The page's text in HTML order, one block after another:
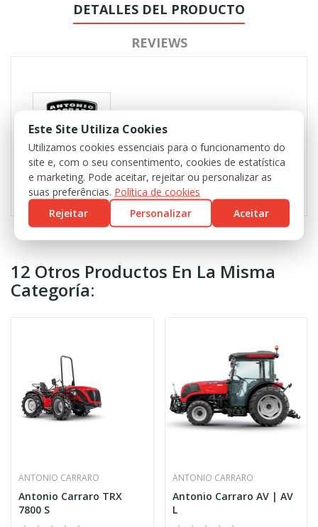
DETALLES DEL PRODUCTO
REVIEWS
12 Otros Productos En La Misma
Categoría:
ANTONIO CARRARO
Antonio Carraro TRX
7800 S
ANTONIO CARRARO
Antonio Carraro AV | AV
L
Este Site Utiliza Cookies
Utilizamos cookies essenciais para o funcionamento do
site e, com o seu consentimento, cookies de estatística
e marketing. Pode aceitar, rejeitar ou personalizar as
suas preferências. Política de cookies
Rejeitar
Personalizar Aceitar